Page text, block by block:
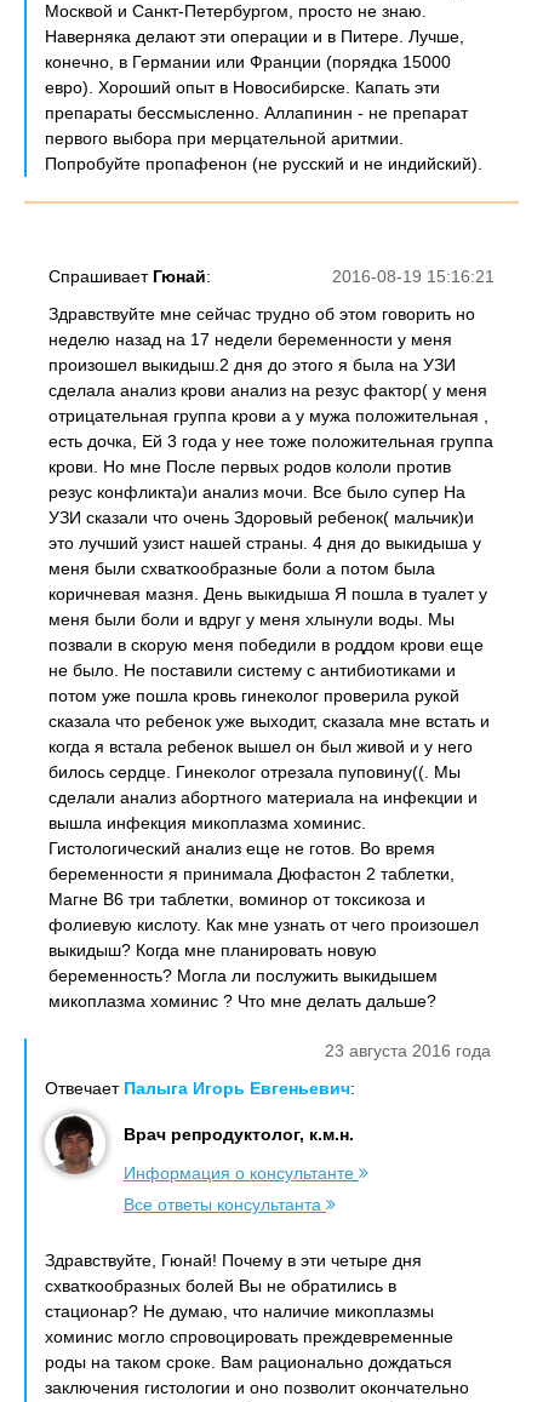
Москвой и Санкт-Петербургом, просто не знаю.
Наверняка делают эти операции и в Питере. Лучше,
конечно, в Германии или Франции (порядка 15000
евро). Хороший опыт в Новосибирске. Капать эти
препараты бессмысленно. Аллапинин - не препарат
первого выбора при мерцательной аритмии.
Попробуйте пропафенон (не русский и не индийский).
2016-08-19 15:16:21
Спрашивает Гюнай:
Здравствуйте мне сейчас трудно об этом говорить но
неделю назад на 17 недели беременности у меня
произошел выкидыш.2 дня до этого я была на УЗИ
сделала анализ крови анализ на резус фактор( у меня
отрицательная группа крови а у мужа положительная ,
есть дочка, Ей 3 года у нее тоже положительная группа
крови. Но мне После первых родов кололи против
резус конфликта)и анализ мочи. Все было супер На
УЗИ сказали что очень Здоровый ребенок( мальчик)и
это лучший узист нашей страны. 4 дня до выкидыша у
меня были схваткообразные боли а потом была
коричневая мазня. День выкидыша Я пошла в туалет у
меня были боли и вдруг у меня хлынули воды. Мы
позвали в скорую меня победили в роддом крови еще
не было. Не поставили систему с антибиотиками и
потом уже пошла кровь гинеколог проверила рукой
сказала что ребенок уже выходит, сказала мне встать и
когда я встала ребенок вышел он был живой и у него
билось сердце. Гинеколог отрезала пуповину((. Мы
сделали анализ абортного материала на инфекции и
вышла инфекция микоплазма хоминис.
Гистологический анализ еще не готов. Во время
беременности я принимала Дюфастон 2 таблетки,
Магне B6 три таблетки, воминор от токсикоза и
фолиевую кислоту. Как мне узнать от чего произошел
выкидыш? Когда мне планировать новую
беременность? Могла ли послужить выкидышем
микоплазма хоминис ? Что мне делать дальше?
23 августа 2016 года
Отвечает Палыга Игорь Евгеньевич:
Врач репродуктолог, к.м.н.
Информация о консультанте
Все ответы консультанта
Здравствуйте, Гюнай! Почему в эти четыре дня
схваткообразных болей Вы не обратились в
стационар? Не думаю, что наличие микоплазмы
хоминис могло спровоцировать преждевременные
роды на таком сроке. Вам рационально дождаться
заключения гистологии и оно позволит окончательно